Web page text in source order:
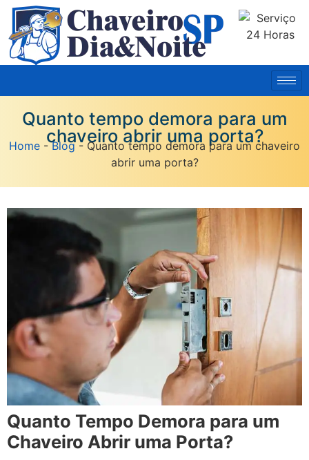
Quanto tempo demora para um
chaveiro abrir uma porta?
Home -Blog- Quanto tempo demora para um chaveiro
abrir uma porta?
Quanto Tempo Demora para um
Chaveiro Abrir uma Porta?